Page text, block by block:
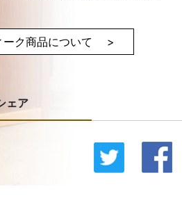
ーク商品について >
ェア